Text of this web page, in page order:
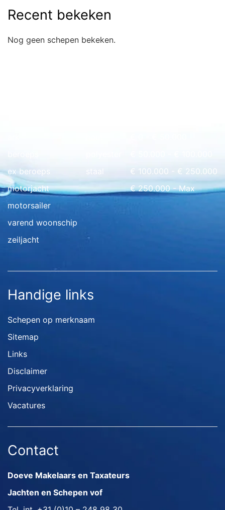
Recent bekeken
Nog geen schepen bekeken.
ex beroeps
motorjacht
motorsailer
varend woonschip
zeiljacht
€ 100.000 - € 250.000
€ 250.000 - Max
Handige links
Schepen op merknaam
Sitemap
Links
Disclaimer
Privacyverklaring
Vacatures
Contact
Doeve Makelaars en Taxateurs
Jachten en Schepen vof